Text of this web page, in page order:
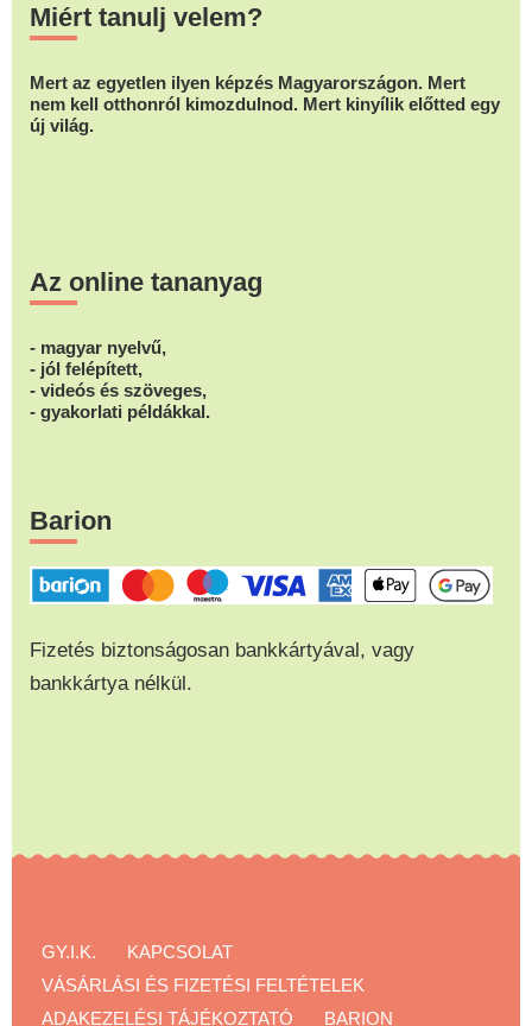
Miért tanulj velem?
Mert az egyetlen ilyen képzés Magyarországon. Mert
nem kell otthonról kimozdulnod. Mert kinyílik előtted egy
új világ.
Az online tananyag
- magyar nyelvű,
- jól felépített,
- videós és szöveges,
- gyakorlati példákkal.
Barion
Fizetés biztonságosan bankkártyával, vagy
bankkártya nélkül.
GY.I.K.
KAPCSOLAT
VÁSÁRLÁSI ÉS FIZETÉSI FELTÉTELEK
ADAKEZELÉSI TÁJÉKOZTATÓ
BARION